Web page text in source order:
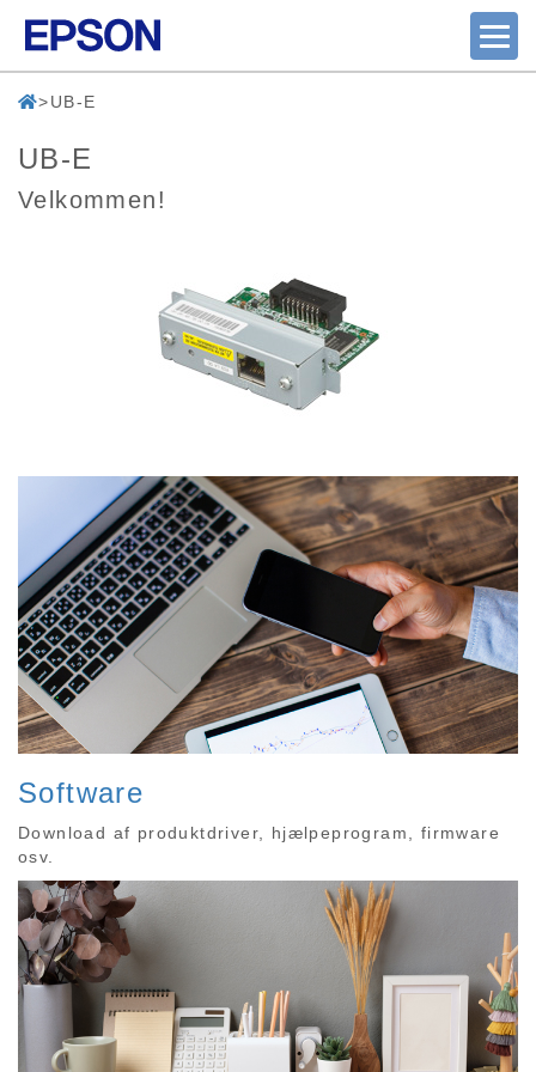
UB-E
UB-E
Velkommen!
Software
Download af produktdriver, hjælpeprogram, firmware
osv.